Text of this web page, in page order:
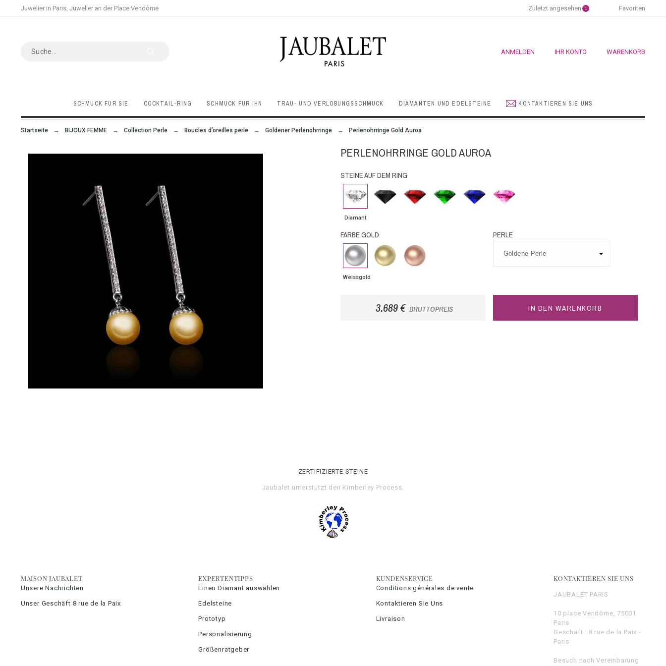
Juwelier in Paris, Juwelier an der Place Vendôme Zuletzt angesehen 1 Favoriten
ANMELDEN IHR KONTO WARENKORB
SCHMUCK FÜR SIE COCKTAIL-RING SCHMUCK FÜR IHN TRAU- UND VERLOBUNGSSCHMUCK DIAMANTEN UND EDELSTEINE KONTAKTIEREN SIE UNS
Startseite BIJOUX FEMME Collection Perle Boucles d’oreilles perle Goldener Perlenohrringe Perlenohrringe Gold Auroa
PERLENOHRRINGE GOLD AUROA
STEINE AUF DEM RING
Diamant
Diamant
Schwarzer
Diamant
Rubin Smaragd
Blauer
Saphir
Rosa
Saphir
FARBE GOLD
Weissgold
Weissgold
Gelbgold Roségold
PERLE
3.689 € BRUTTOPREIS IN DEN WARENKORB
ZERTIFIZIERTE STEINE
Jaubalet unterstützt den Kimberley Process
MAISON JAUBALET
Unsere Nachrichten
Unser Geschäft 8 rue de la Paix
EXPERTENTIPPS
Einen Diamant auswählen
Edelsteine
Prototyp
Personalisierung
Größenratgeber
KUNDENSERVICE
Conditions générales de vente
Kontaktieren Sie Uns
Livraison
KONTAKTIEREN SIE UNS
JAUBALET PARIS
10 place Vendôme, 75001
Paris
Geschäft : 8 rue de la Paix -
Paris
Besuch nach Vereinbarung